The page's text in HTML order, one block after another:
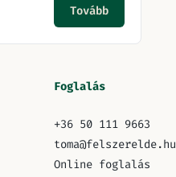
Tovább
Foglalás
+36 50 111 9663
toma@felszerelde.hu
Online foglalás